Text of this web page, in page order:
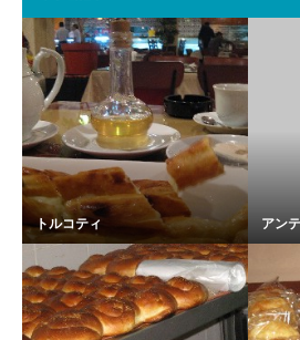
トルコティ アン